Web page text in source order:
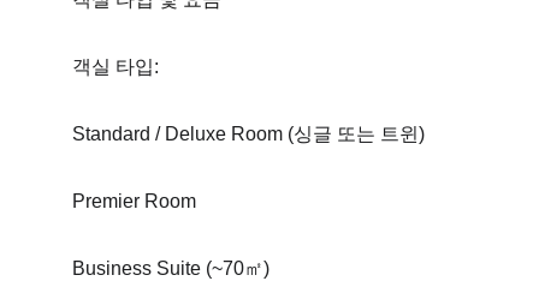
객실 타입:
Standard / Deluxe Room (싱글 또는 트윈)
Premier Room
Business Suite (~70㎡)